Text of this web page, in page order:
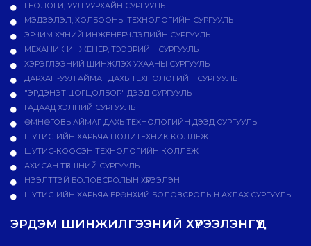
ГЕОЛОГИ, УУЛ УУРХАЙН СУРГУУЛЬ
МЭДЭЭЛЭЛ, ХОЛБООНЫ ТЕХНОЛОГИЙН СУРГУУЛЬ
ЭРЧИМ ХҮЧНИЙ ИНЖЕНЕРЧЛЭЛИЙН СУРГУУЛЬ
МЕХАНИК ИНЖЕНЕР, ТЭЭВРИЙН СУРГУУЛЬ
ХЭРЭГЛЭЭНИЙ ШИНЖЛЭХ УХААНЫ СУРГУУЛЬ
ДАРХАН-УУЛ АЙМАГ ДАХЬ ТЕХНОЛОГИЙН СУРГУУЛЬ
"ЭРДЭНЭТ ЦОГЦОЛБОР" ДЭЭД СУРГУУЛЬ
ГАДААД ХЭЛНИЙ СУРГУУЛЬ
ӨМНӨГОВЬ АЙМАГ ДАХЬ ТЕХНОЛОГИЙН ДЭЭД СУРГУУЛЬ
ШУТИС-ИЙН ХАРЬЯА ПОЛИТЕХНИК КОЛЛЕЖ
ШУТИС-КООСЭН ТЕХНОЛОГИЙН КОЛЛЕЖ
АХИСАН ТҮВШНИЙ СУРГУУЛЬ
НЭЭЛТТЭЙ БОЛОВСРОЛЫН ХҮРЭЭЛЭН
ШУТИС-ИЙН ХАРЬЯА ЕРӨНХИЙ БОЛОВСРОЛЫН АХЛАХ СУРГУУЛЬ
ЭРДЭМ ШИНЖИЛГЭЭНИЙ ХҮРЭЭЛЭНГҮҮД